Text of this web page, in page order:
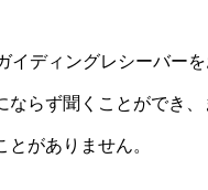
イディングレシーバー
ならず聞くことができ、
とがありません。